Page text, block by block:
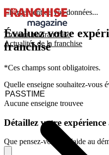
Trouver ma franchise
Actualités de la franchise
Chargement de vos données...
Évaluez votre
franchisé
*Ces champs sont obligatoires.
Quelle enseigne souhaitez-vous
Aucune enseigne trouvee
Détaillez votre
Que pensez-vous de l'aide au